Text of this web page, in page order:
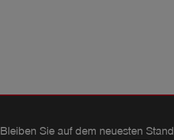
Bleiben Sie auf dem neuesten Stand